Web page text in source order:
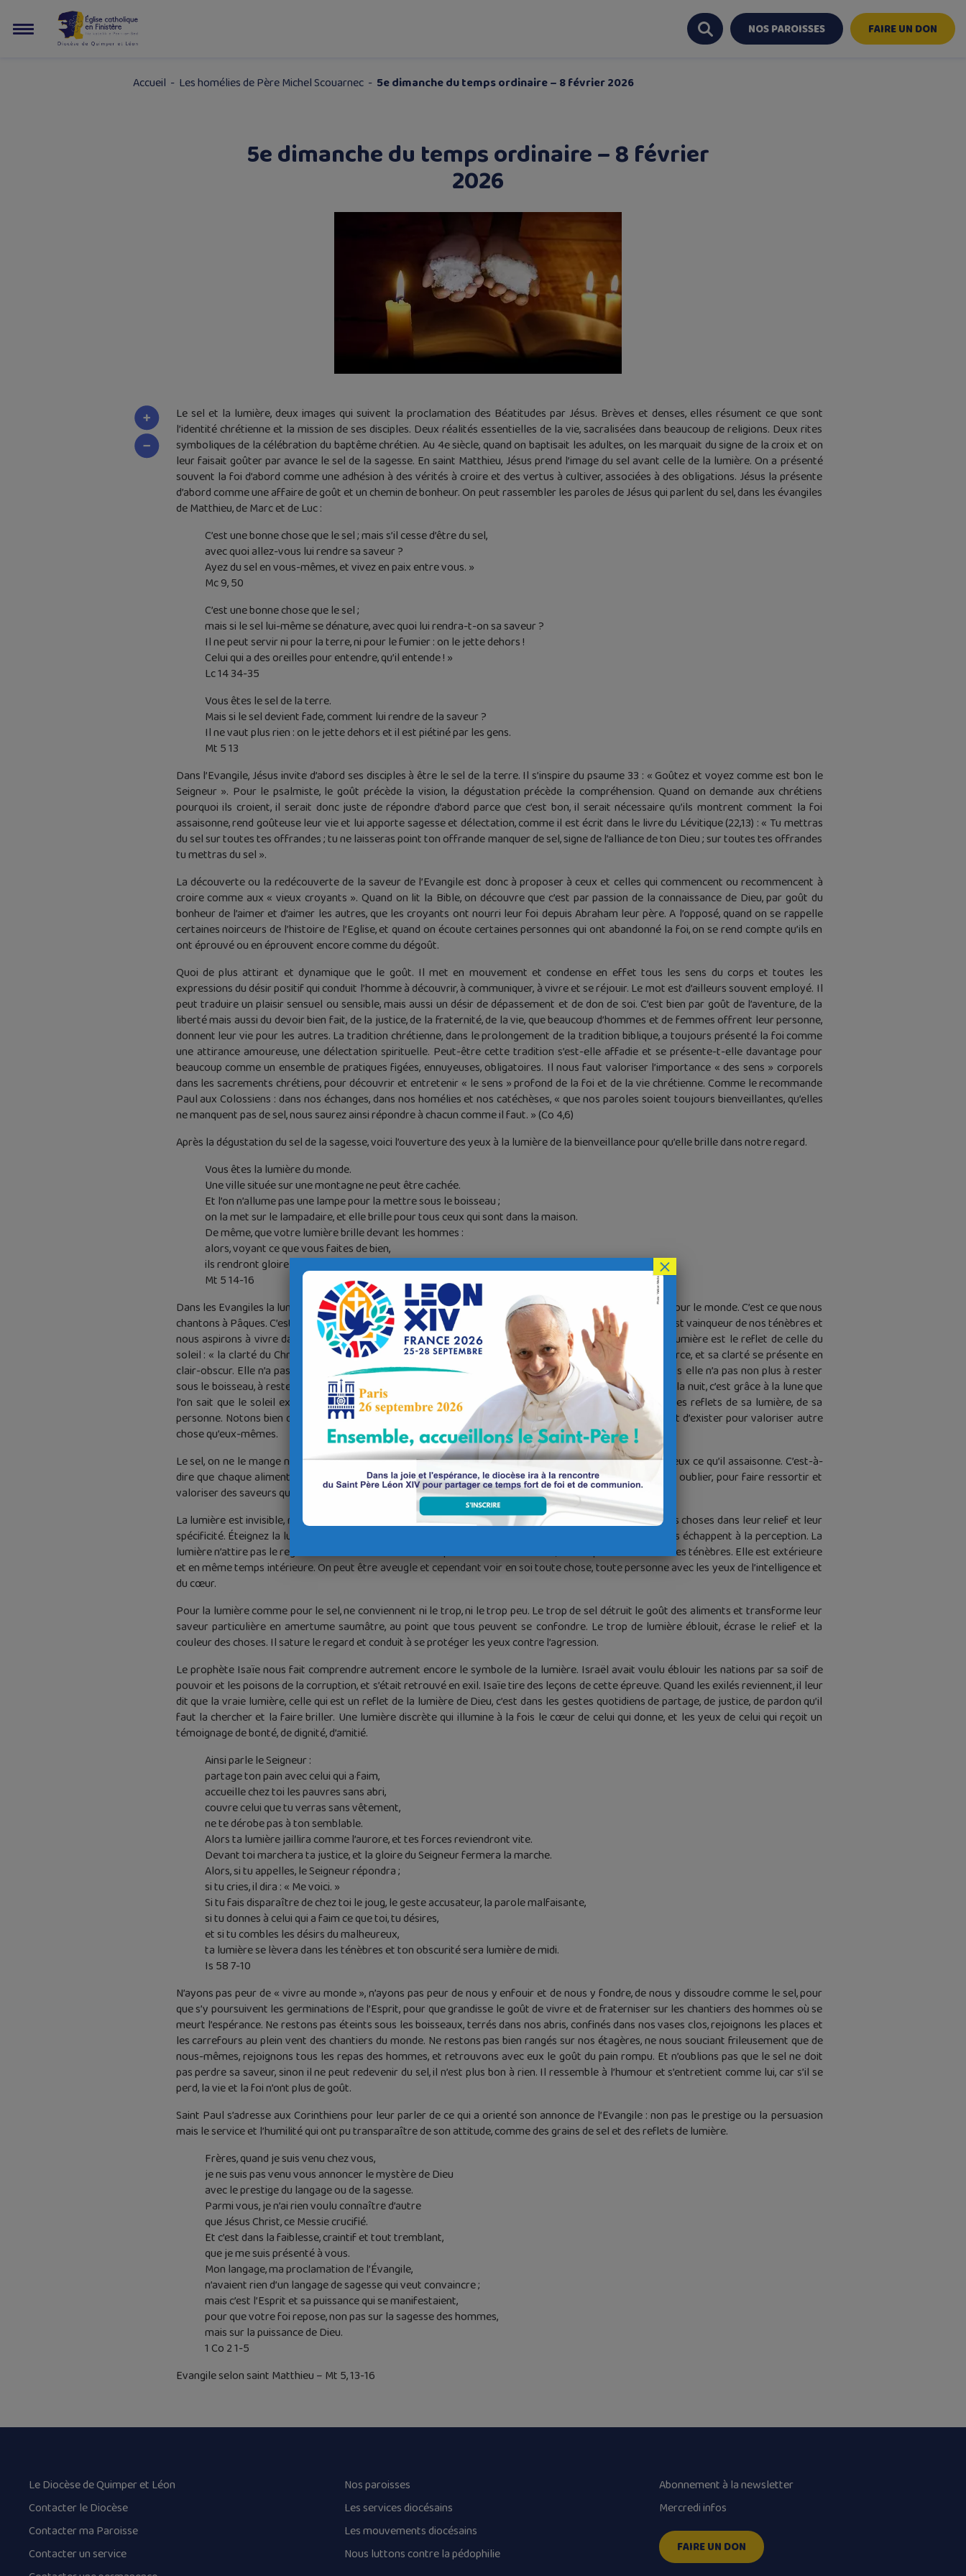
NOS PAROISSES FAIRE UN DON
Accueil - Les homélies de Père Michel Scouarnec- 5e dimanche du temps ordinaire – 8 février 2026
5e dimanche du temps ordinaire – 8 février
2026
Le sel et la lumière, deux images qui suivent la proclamation des Béatitudes par Jésus. Brèves et denses, elles résument ce que sont
l’identité chrétienne et la mission de ses disciples. Deux réalités essentielles de la vie, sacralisées dans beaucoup de religions. Deux rites
symboliques de la célébration du baptême chrétien. Au 4e siècle, quand on baptisait les adultes, on les marquait du signe de la croix et on
leur faisait goûter par avance le sel de la sagesse. En saint Matthieu, Jésus prend l’image du sel avant celle de la lumière. On a présenté
souvent la foi d’abord comme une adhésion à des vérités à croire et des vertus à cultiver, associées à des obligations. Jésus la présente
d’abord comme une affaire de goût et un chemin de bonheur. On peut rassembler les paroles de Jésus qui parlent du sel, dans les évangiles
de Matthieu, de Marc et de Luc :
C’est une bonne chose que le sel ; mais s’il cesse d’être du sel,
avec quoi allez-vous lui rendre sa saveur ?
Ayez du sel en vous-mêmes, et vivez en paix entre vous. »
Mc 9, 50
C’est une bonne chose que le sel ;
mais si le sel lui-même se dénature, avec quoi lui rendra-t-on sa saveur ?
Il ne peut servir ni pour la terre, ni pour le fumier : on le jette dehors !
Celui qui a des oreilles pour entendre, qu’il entende ! »
Lc 14 34-35
Vous êtes le sel de la terre.
Mais si le sel devient fade, comment lui rendre de la saveur ?
Il ne vaut plus rien : on le jette dehors et il est piétiné par les gens.
Mt 5 13
Dans l’Evangile, Jésus invite d’abord ses disciples à être le sel de la terre. Il s’inspire du psaume 33 : « Goûtez et voyez comme est bon le
Seigneur ». Pour le psalmiste, le goût précède la vision, la dégustation précède la compréhension. Quand on demande aux chrétiens
pourquoi ils croient, il serait donc juste de répondre d’abord parce que c’est bon, il serait nécessaire qu’ils montrent comment la foi
assaisonne, rend goûteuse leur vie et lui apporte sagesse et délectation, comme il est écrit dans le livre du Lévitique (22,13) : « Tu mettras
du sel sur toutes tes offrandes ; tu ne laisseras point ton offrande manquer de sel, signe de l’alliance de ton Dieu ; sur toutes tes offrandes
tu mettras du sel ».
La découverte ou la redécouverte de la saveur de l’Evangile est donc à proposer à ceux et celles qui commencent ou recommencent à
croire comme aux « vieux croyants ». Quand on lit la Bible, on découvre que c’est par passion de la connaissance de Dieu, par goût du
bonheur de l’aimer et d’aimer les autres, que les croyants ont nourri leur foi depuis Abraham leur père. A l’opposé, quand on se rappelle
certaines noirceurs de l’histoire de l’Eglise, et quand on écoute certaines personnes qui ont abandonné la foi, on se rend compte qu’ils en
ont éprouvé ou en éprouvent encore comme du dégoût.
Quoi de plus attirant et dynamique que le goût. Il met en mouvement et condense en effet tous les sens du corps et toutes les
expressions du désir positif qui conduit l’homme à découvrir, à communiquer, à vivre et se réjouir. Le mot est d’ailleurs souvent employé. Il
peut traduire un plaisir sensuel ou sensible, mais aussi un désir de dépassement et de don de soi. C’est bien par goût de l’aventure, de la
liberté mais aussi du devoir bien fait, de la justice, de la fraternité, de la vie, que beaucoup d’hommes et de femmes offrent leur personne,
donnent leur vie pour les autres. La tradition chrétienne, dans le prolongement de la tradition biblique, a toujours présenté la foi comme
une attirance amoureuse, une délectation spirituelle. Peut-être cette tradition s’est-elle affadie et se présente-t-elle davantage pour
beaucoup comme un ensemble de pratiques figées, ennuyeuses, obligatoires. Il nous faut valoriser l’importance « des sens » corporels
dans les sacrements chrétiens, pour découvrir et entretenir « le sens » profond de la foi et de la vie chrétienne. Comme le recommande
Paul aux Colossiens : dans nos échanges, dans nos homélies et nos catéchèses, « que nos paroles soient toujours bienveillantes, qu’elles
ne manquent pas de sel, nous saurez ainsi répondre à chacun comme il faut. » (Co 4,6)
Après la dégustation du sel de la sagesse, voici l’ouverture des yeux à la lumière de la bienveillance pour qu’elle brille dans notre regard.
Vous êtes la lumière du monde.
Une ville située sur une montagne ne peut être cachée.
Et l’on n’allume pas une lampe pour la mettre sous le boisseau ;
on la met sur le lampadaire, et elle brille pour tous ceux qui sont dans la maison.
De même, que votre lumière brille devant les hommes :
alors, voyant ce que vous faites de bien,
ils rendront gloire à votre Père qui est aux cieux.
Mt 5 14-16
Dans les Evangiles la lumière du soleil est associée à celle du Christ, qui s’est proclamé lui-même lumière pour le monde. C’est ce que nous
chantons à Pâques. C’est aussi ce que nous recevons du cierge pascal au jour de notre baptême. Le Christ est vainqueur de nos ténèbres et
nous aspirons à vivre dans sa lumière. La lumière de la lune est souvent associée à celle de l’Eglise. Sa lumière est le reflet de celle du
soleil : « la clarté du Christ resplendit sur son visage » (LG 1). Elle reçoit sa lumière de lui qui en est la source, et sa clarté se présente en
clair-obscur. Elle n’a pas à éblouir, à en jeter plein la vue au monde, mais lui offrir un visage lumineux. Mais elle n’a pas non plus à rester
sous le boisseau, à rester cachée, car c’est pour éclairer le monde qu’elle reçoit du Christ sa lumière. Dans la nuit, c’est grâce à la lune que
l’on sait que le soleil existe. Les disciples du Christ sont lumière du monde, dans la mesure où ils sont les reflets de sa lumière, de sa
personne. Notons bien que le sel et la lumière ont un point commun. Leur raison d’être est de s’effacer et d’exister pour valoriser autre
chose qu’eux-mêmes.
Le sel, on ne le mange ni le savoure pour lui-même. Le sel n’est pas bon en lui-même mais il rend savoureux ce qu’il assaisonne. C’est-à-
dire que chaque aliment, grâce à lui, dégage et exprime sa propre saveur. Il se perd, se dissout et se fait oublier, pour faire ressortir et
valoriser des saveurs qui sans lui resteraient cachées.
La lumière est invisible, mais elle donne à voir, elle permet de voir le monde, de distinguer les vivants et les choses dans leur relief et leur
spécificité. Éteignez la lumière et tout se confond dans la nuit. Sans elle la forme et la couleur des choses échappent à la perception. La
lumière n’attire pas le regard sur elle-même mais sur ce qu’elle éclaire et illumine, sur ce qu’elle fait sortir des ténèbres. Elle est extérieure
et en même temps intérieure. On peut être aveugle et cependant voir en soi toute chose, toute personne avec les yeux de l’intelligence et
du cœur.
Pour la lumière comme pour le sel, ne conviennent ni le trop, ni le trop peu. Le trop de sel détruit le goût des aliments et transforme leur
saveur particulière en amertume saumâtre, au point que tous peuvent se confondre. Le trop de lumière éblouit, écrase le relief et la
couleur des choses. Il sature le regard et conduit à se protéger les yeux contre l’agression.
Le prophète Isaïe nous fait comprendre autrement encore le symbole de la lumière. Israël avait voulu éblouir les nations par sa soif de
pouvoir et les poisons de la corruption, et s’était retrouvé en exil. Isaïe tire des leçons de cette épreuve. Quand les exilés reviennent, il leur
dit que la vraie lumière, celle qui est un reflet de la lumière de Dieu, c’est dans les gestes quotidiens de partage, de justice, de pardon qu’il
faut la chercher et la faire briller. Une lumière discrète qui illumine à la fois le cœur de celui qui donne, et les yeux de celui qui reçoit un
témoignage de bonté, de dignité, d’amitié.
Ainsi parle le Seigneur :
partage ton pain avec celui qui a faim,
accueille chez toi les pauvres sans abri,
couvre celui que tu verras sans vêtement,
ne te dérobe pas à ton semblable.
Alors ta lumière jaillira comme l’aurore, et tes forces reviendront vite.
Devant toi marchera ta justice, et la gloire du Seigneur fermera la marche.
Alors, si tu appelles, le Seigneur répondra ;
si tu cries, il dira : « Me voici. »
Si tu fais disparaître de chez toi le joug, le geste accusateur, la parole malfaisante,
si tu donnes à celui qui a faim ce que toi, tu désires,
et si tu combles les désirs du malheureux,
ta lumière se lèvera dans les ténèbres et ton obscurité sera lumière de midi.
Is 58 7-10
N’ayons pas peur de « vivre au monde », n’ayons pas peur de nous y enfouir et de nous y fondre, de nous y dissoudre comme le sel, pour
que s’y poursuivent les germinations de l’Esprit, pour que grandisse le goût de vivre et de fraterniser sur les chantiers des hommes où se
meurt l’espérance. Ne restons pas éteints sous les boisseaux, terrés dans nos abris, confinés dans nos vases clos, rejoignons les places et
les carrefours au plein vent des chantiers du monde. Ne restons pas bien rangés sur nos étagères, ne nous souciant frileusement que de
nous-mêmes, rejoignons tous les repas des hommes, et retrouvons avec eux le goût du pain rompu. Et n’oublions pas que le sel ne doit
pas perdre sa saveur, sinon il ne peut redevenir du sel, il n’est plus bon à rien. Il ressemble à l’humour et s’entretient comme lui, car s’il se
perd, la vie et la foi n’ont plus de goût.
Saint Paul s’adresse aux Corinthiens pour leur parler de ce qui a orienté son annonce de l’Evangile : non pas le prestige ou la persuasion
mais le service et l’humilité qui ont pu transparaître de son attitude, comme des grains de sel et des reflets de lumière.
Frères, quand je suis venu chez vous,
je ne suis pas venu vous annoncer le mystère de Dieu
avec le prestige du langage ou de la sagesse.
Parmi vous, je n’ai rien voulu connaître d’autre
que Jésus Christ, ce Messie crucifié.
Et c’est dans la faiblesse, craintif et tout tremblant,
que je me suis présenté à vous.
Mon langage, ma proclamation de l’Évangile,
n’avaient rien d’un langage de sagesse qui veut convaincre ;
mais c’est l’Esprit et sa puissance qui se manifestaient,
pour que votre foi repose, non pas sur la sagesse des hommes,
mais sur la puissance de Dieu.
1 Co 2 1-5
Evangile selon saint Matthieu – Mt 5, 13-16
Le Diocèse de Quimper et Léon
Contacter le Diocèse
Contacter ma Paroisse
Contacter un service
Nos paroisses
Les services diocésains
Les mouvements diocésains
Nous luttons contre la pédophilie
Abonnement à la newsletter
Mercredi infos
FAIRE UN DON
×